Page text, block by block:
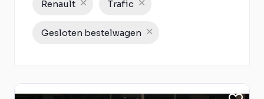
Renault Trafic
Gesloten bestelwagen